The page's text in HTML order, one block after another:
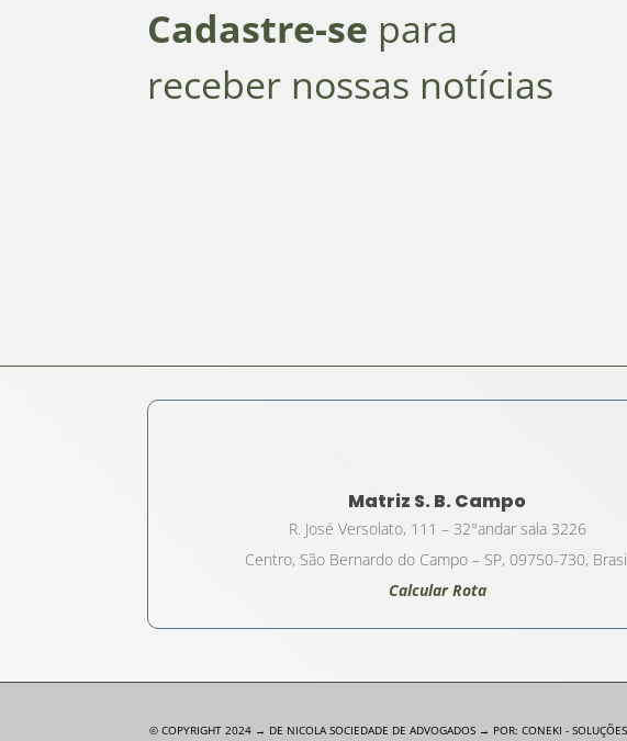
Cadastre-se para
receber nossas notícias
Matriz S. B. Campo
R. José Versolato, 111 – 32°andar sala 3226
Centro, São Bernardo do Campo – SP, 09750-730,
Calcular Rota
© COPYRIGHT 2024 → DE NICOLA SOCIEDADE DE ADVOGADOS → POR: CONEKI -